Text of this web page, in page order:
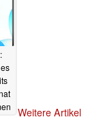
Weitere Artikel